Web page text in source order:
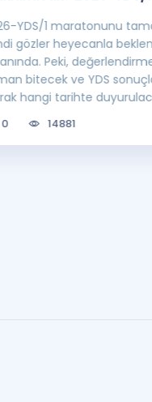
YDS/1 maratonunu
gözler heyecanla
Peki,
bitecek ve YDS
hangi tarihte
0 14881